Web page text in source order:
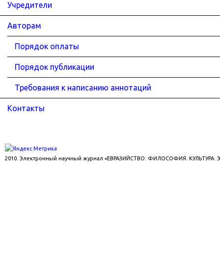
Учредители
Авторам
Порядок оплаты
Порядок публикации
Требования к написанию аннотаций
Контакты
2010. Электронный научный журнал «ЕВРАЗИЙСТВО: ФИЛОСОФИЯ. КУЛЬТУРА.